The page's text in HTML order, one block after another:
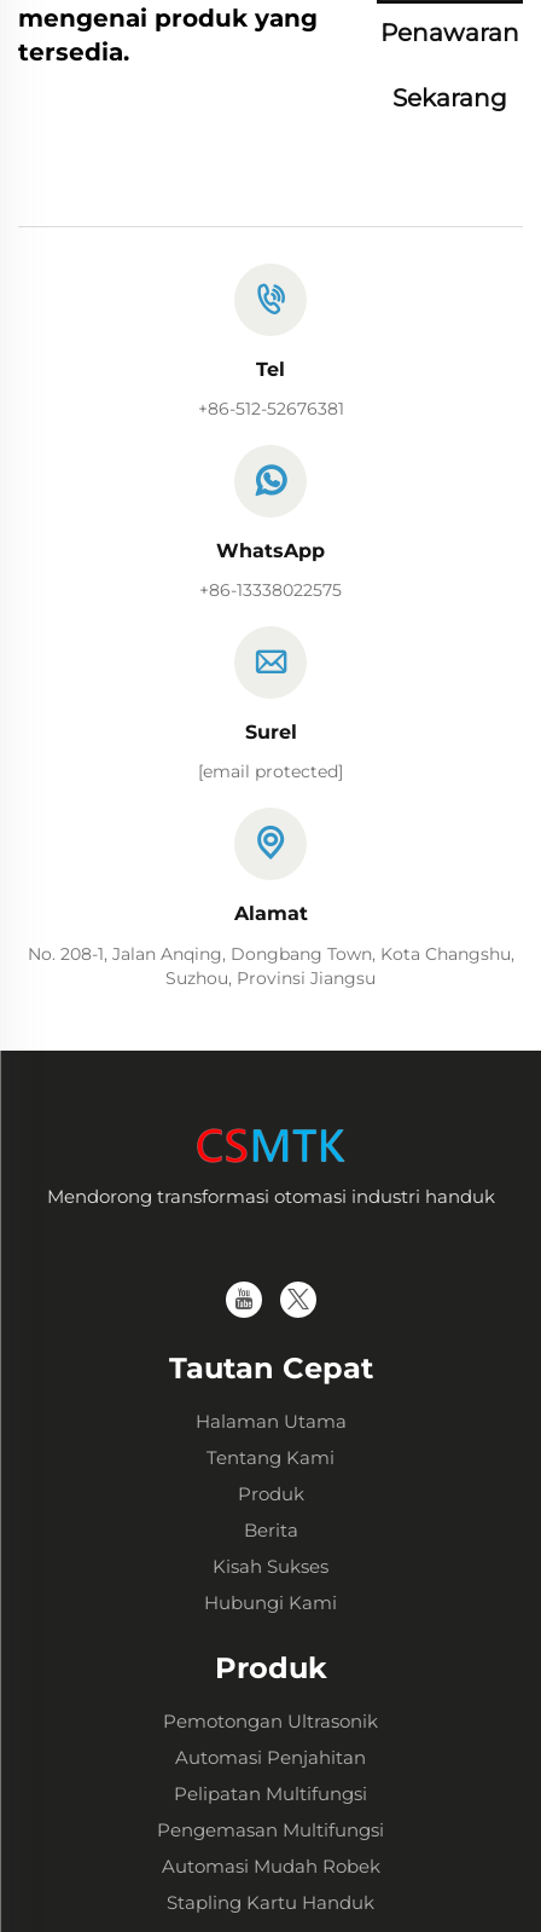
mengenai produk yang
tersedia.
Penawaran
Sekarang
Tel
+86-512-52676381
WhatsApp
+86-13338022575
Surel
[email protected]
Alamat
No. 208-1, Jalan Anqing, Dongbang Town, Kota Changshu,
Suzhou, Provinsi Jiangsu
Mendorong transformasi otomasi industri handuk
Tautan Cepat
Halaman Utama
Tentang Kami
Produk
Berita
Kisah Sukses
Hubungi Kami
Produk
Pemotongan Ultrasonik
Automasi Penjahitan
Pelipatan Multifungsi
Pengemasan Multifungsi
Automasi Mudah Robek
Stapling Kartu Handuk